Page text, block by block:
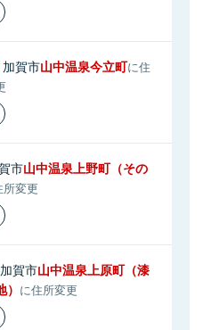
加賀市山中温泉今立町に住
市山中温泉上野町（その
所変更
加賀市山中温泉上原町（漆
に住所変更